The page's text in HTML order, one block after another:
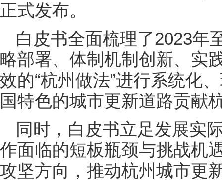
正式发布。
白皮书全面梳理了2023年
略部署、体制机制创新、实
效的“杭州做法”进行系统化
国特色的城市更新道路贡献
同时，白皮书立足发展实
作面临的短板瓶颈与挑战机
攻坚方向，推动杭州城市更